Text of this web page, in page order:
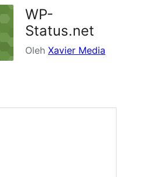
WP-
Status.net
Oleh Xavier Media